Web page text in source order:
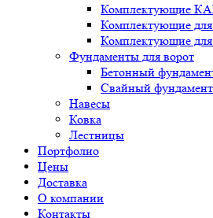
Комплектующие
Комплектующие
Комплектующие для
Фундаменты для ворот
Бетонный
Свайный фундамент
Навесы
Ковка
Лестницы
Портфолио
Цены
Доставка
О компании
Контакты